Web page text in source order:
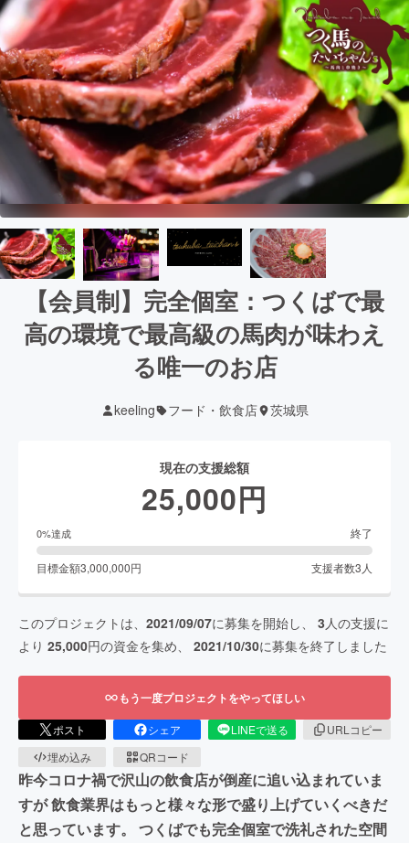
【会員制】完全個室：つくばで最
高の環境で最高級の馬肉が味わえ
る唯一のお店
keeling フード・飲食店 茨城県
現在の支援総額
25,000円
0%達成 終了
目標金額3,000,000円 支援者数3 人
このプロジェクトは、 2021/09/07に募集を開始し、 3人の支援に
より 25,000円の資金を集め、 2021/10/30に募集を終了しました
もう一度プロジェクトをやってほしい
ポスト シェア LINEで送る
URLコピー
埋め込み
QRコード
昨今コロナ禍で沢山の飲食店が倒産に追い込まれていま
すが 飲食業界はもっと様々な形で盛り上げていくべきだ
と思っています。 つくばでも完全個室で洗礼された空間